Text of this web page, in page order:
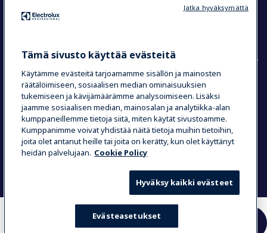
YHTEYSTIETOIHIN
Chef’s Hub
COUNTRY AND LANGUAGE
VALINTASI: SUOMI
Data Privacy Statement
Käyttöehdot
Tämä sivusto käyttää evästeitä
Käytämme evästeitä tarjoamamme sisällön ja mainosten
räätälöimiseen, sosiaalisen median ominaisuuksien
tukemiseen ja kävijämäärämme analysoimiseen. Lisäksi
jaamme sosiaalisen median, mainosalan ja analytiikka-alan
kumppaneillemme tietoja siitä, miten käytät sivustoamme.
Kumppanimme voivat yhdistää näitä tietoja muihin tietoihin,
joita olet antanut heille tai joita on kerätty, kun olet käyttänyt
heidän palvelujaan. Cookie Policy
Hyväksy kaikki evästeet
Evästeasetukset
Jatka hyväksymättä